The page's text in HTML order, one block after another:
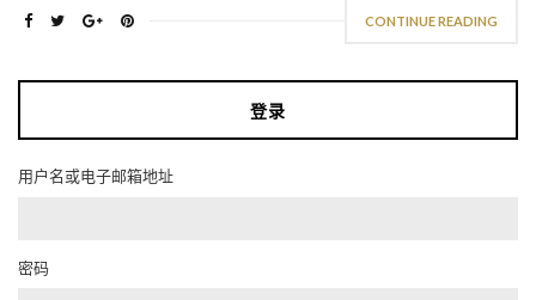
CONTINUE READING
登录
用户名或电子邮箱地址
密码